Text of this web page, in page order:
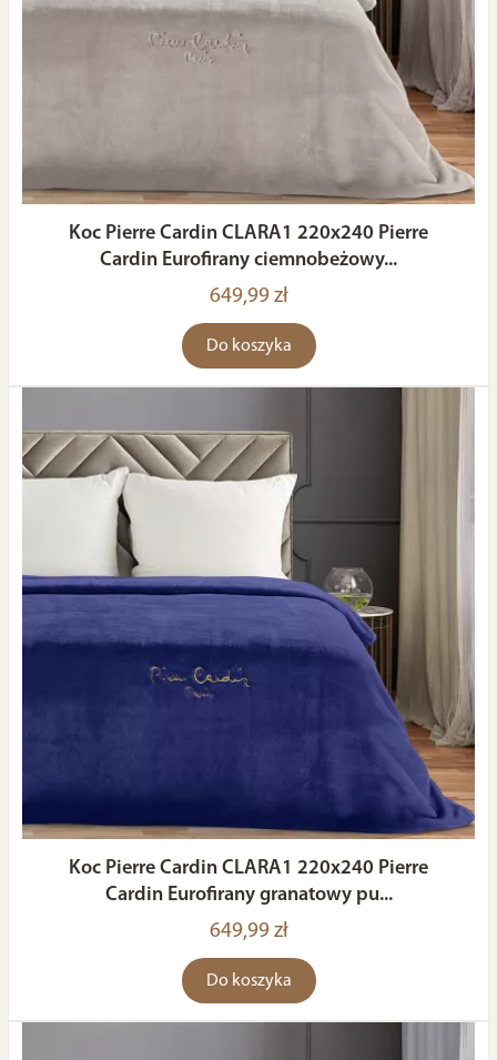
Koc Pierre Cardin CLARA1 220x240 Pierre
Cardin Eurofirany ciemnobeżowy...
649,99 zł
Do koszyka
Koc Pierre Cardin CLARA1 220x240 Pierre
Cardin Eurofirany granatowy pu...
649,99 zł
Do koszyka